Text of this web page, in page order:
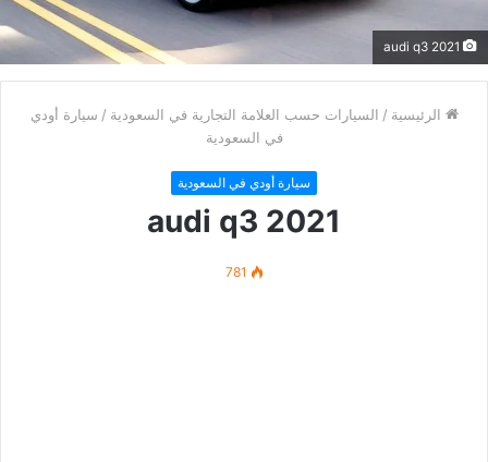
الرئيسية / السيارات حسب العلامة التجارية في السعودية / سيارة أودي
في السعودية
سيارة أودي في السعودية
audi q3 2021
781